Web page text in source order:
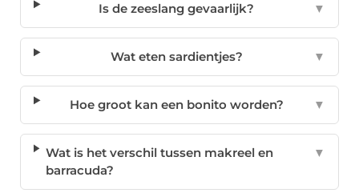
Is de zeeslang gevaarlijk? ▼
Wat eten sardientjes? ▼
Hoe groot kan een bonito worden? ▼
Wat is het verschil tussen makreel en
barracuda?
▼